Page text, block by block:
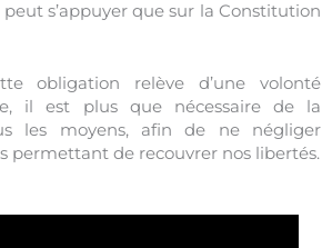
s’appuyer que sur la Constitution
obligation relève d’une volonté
il est plus que nécessaire de la
les moyens, afin de ne négliger
permettant de recouvrer nos libertés.